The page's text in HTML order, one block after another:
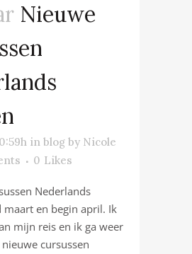
Nieuwe
in blog by Nicole
0 Likes
Nederlands
maart en begin april. Ik
mijn reis en ik ga weer
cursussen